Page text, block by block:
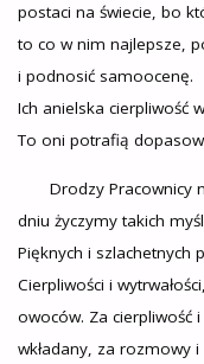
postaci na świecie, bo
to co w nim najlepsze,
i podnosić samoocenę.
Ich anielska cierpliwość
To oni potrafią
Drodzy Pracownicy
dniu życzymy takich
Pięknych i szlachetnych
Cierpliwości i
owoców. Za cierpliwość
wkładany, za rozmowy